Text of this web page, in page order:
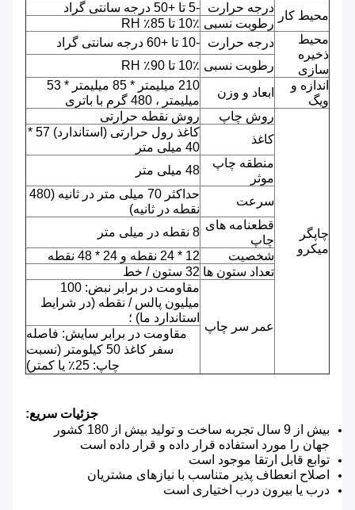
محیط کار
درجه حرارت
-5 تا +50 درجه سانتی گراد
رطوبت نسبی 10٪ تا 85٪ RH
محیط
ذخیره
سازی
درجه حرارت
-10 تا +60 درجه سانتی گراد
رطوبت نسبی 10٪ تا 90٪ RH
اندازه و
ویگ
ابعاد و وزن
210 میلیمتر * 85 میلیمتر * 53
میلیمتر ، 480 گرم با باتری
چاپگر
میکرو
روش چاپ
روش نقطه حرارتی
کاغذ
کاغذ رول حرارتی (استاندارد) 57 *
40 میلی متر
منطقه چاپ
موثر
48 میلی متر
سرعت
حداکثر 70 میلی متر در ثانیه (480
نقطه در ثانیه)
قطعنامه های
چاپ
8 نقطه در میلی متر
شخصیت
12 * 24 نقطه و 24 * 48 نقطه
تعداد ستون ها 32 ستون / خط
عمر سر چاپ
مقاومت در برابر نبض: 100
میلیون پالس / نقطه (در شرایط
استاندارد ما) ؛
مقاومت در برابر سایش: فاصله
سفر کاغذ 50 کیلومتر (نسبت
چاپ: 25٪ یا کمتر)
جزئیات سریع:
بیش از 9 سال تجربه ساخت و تولید بیش از 180 کشور
جهان را مورد استفاده قرار داده و قرار داده است
توابع قابل ارتقا موجود است
اصلاح انعطاف پذیر متناسب با نیازهای مشتریان
درب یا بیرون درب اختیاری است